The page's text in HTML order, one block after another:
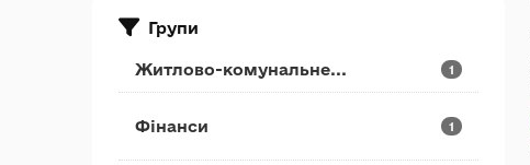
Групи
Житлово-комунальне... 1
Фінанси 1